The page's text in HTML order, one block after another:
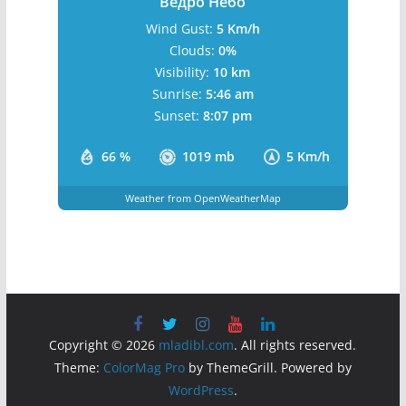
66 % 1019 mb 5 Km/h
Wind Gust: 5 Km/h
Clouds: 0%
Visibility: 10 km
Sunrise: 5:46 am
Sunset: 8:07 pm
Weather from OpenWeatherMap
Copyright © 2026 mladibl.com. All rights reserved.
Theme: ColorMag Proby ThemeGrill. Powered by
WordPress.